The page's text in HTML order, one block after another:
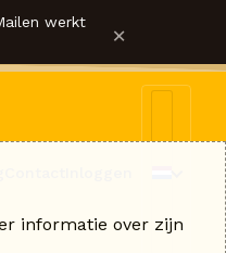
werkt ×
informatie over zijn